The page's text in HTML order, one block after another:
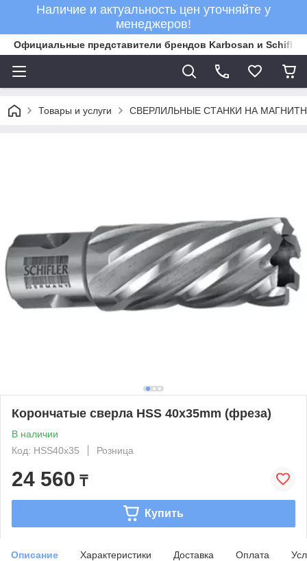
Наличие и актуальность цен уточняйте у
менеджеров!
Официальные представители брендов Karbosan и Schifler
Товары и услуги СВЕРЛИЛЬНЫЕ СТАНКИ НА
Корончатые сверла HSS 40x35mm (фреза)
В наличии
Код: HSS40x35
Розница
24 560 ₸
Купить
Описание Характеристики Доставка Оплата